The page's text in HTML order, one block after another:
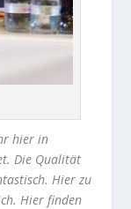
hier in
Die Qualität
Hier zu
Hier finden